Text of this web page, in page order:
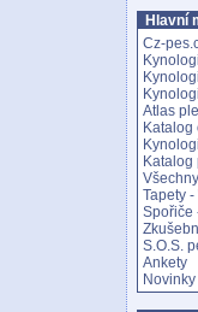
Hlavní
Cz-
Atlas
Katalog
Katalog
Tapety
Spořiče
S.O.S.
Ankety